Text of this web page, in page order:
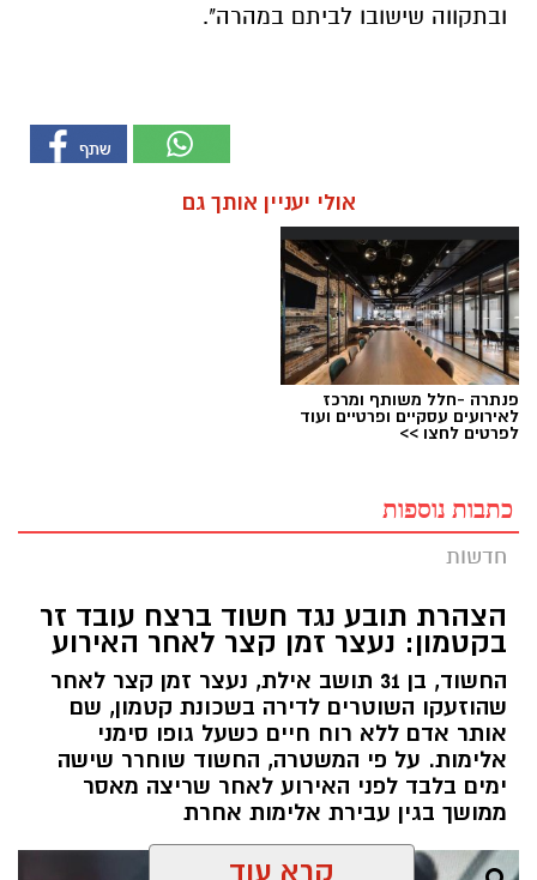
ובתקווה שישובו לביתם במהרה".
אולי יעניין אותך גם
פנתרה -חלל משותף ומרכז
לאירועים עסקיים ופרטיים ועוד
לפרטים לחצו >>
כתבות נוספות
חדשות
הצהרת תובע נגד חשוד ברצח עובד זר
בקטמון: נעצר זמן קצר לאחר האירוע
החשוד, בן 31 תושב אילת, נעצר זמן קצר לאחר
שהוזעקו השוטרים לדירה בשכונת קטמון, שם
אותר אדם ללא רוח חיים כשעל גופו סימני
אלימות. על פי המשטרה, החשוד שוחרר שישה
ימים בלבד לפני האירוע לאחר שריצה מאסר
ממושך בגין עבירת אלימות אחרת
קרא עוד